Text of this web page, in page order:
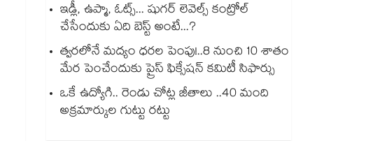
ఇడ్లీ, ఉప్మా, ఓట్స్... షుగర్ లెవెల్స్ కంట్రోల్
చేసేందుకు ఏది బెస్ట్ అంటే...?
త్వరలోనే మద్యం ధ‌‌ర‌‌ల పెంపు!..8 నుంచి 10 శాతం
మేర పెంచేందుకు ప్రైస్ ఫిక్సేష‌‌న్ క‌‌మిటీ సిఫార్సు
ఒకే ఉద్యోగి.. రెండు చోట్ల జీతాలు ..40 మంది
అక్రమార్కుల గుట్టు రట్టు